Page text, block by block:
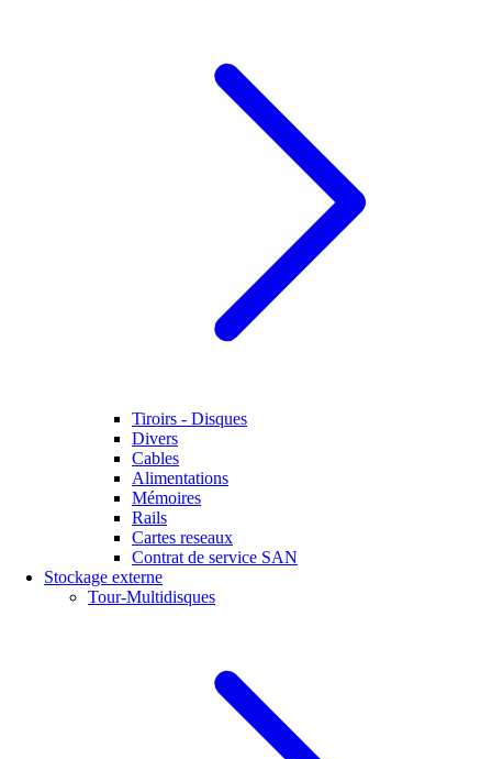
Tiroirs - Disques
Divers
Cables
Alimentations
Mémoires
Rails
Cartes reseaux
Contrat de service SAN
Stockage externe
Tour-Multidisques